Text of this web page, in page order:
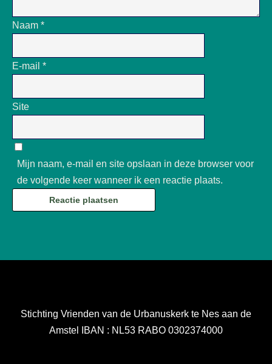
Naam *
E-mail *
Site
Mijn naam, e-mail en site opslaan in deze browser voor
de volgende keer wanneer ik een reactie plaats.
Stichting Vrienden van de Urbanuskerk te Nes aan de
Amstel IBAN : NL53 RABO 0302374000